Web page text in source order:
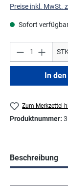
Preise inkl. MwSt.
Sofort
In
Zum Merkzettel
Produktnummer:
Beschreibung